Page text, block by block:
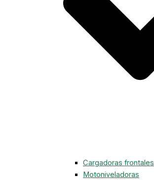
Cargadoras frontales
Motoniveladoras